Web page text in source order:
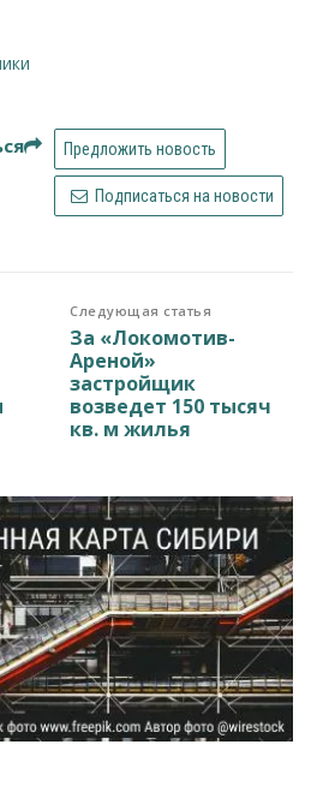
Предложить новость
Подписаться на новости
Следующая статья
За «Локомотив-
Ареной»
застройщик
возведет 150 тысяч
кв. м жилья